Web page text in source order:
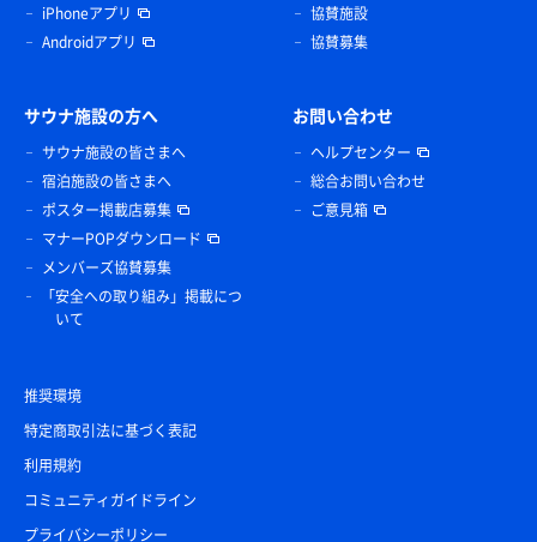
iPhoneアプリ
Androidアプリ
協賛施設
協賛募集
サウナ施設の方へ
サウナ施設の皆さまへ
宿泊施設の皆さまへ
ポスター掲載店募集
マナーPOPダウンロード
メンバーズ協賛募集
「安全への取り組み」掲載につ
いて
お問い合わせ
ヘルプセンター
総合お問い合わせ
ご意見箱
推奨環境
特定商取引法に基づく表記
利用規約
コミュニティガイドライン
プライバシーポリシー